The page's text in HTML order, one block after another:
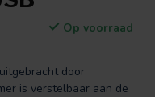
Op voorraad
door
is verstelbaar aan de